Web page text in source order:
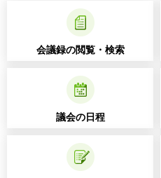
会議録の閲覧・検索
議会の日程